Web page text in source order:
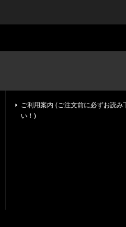
ご利用案内 (ご注文前に必ずお読み
い！)